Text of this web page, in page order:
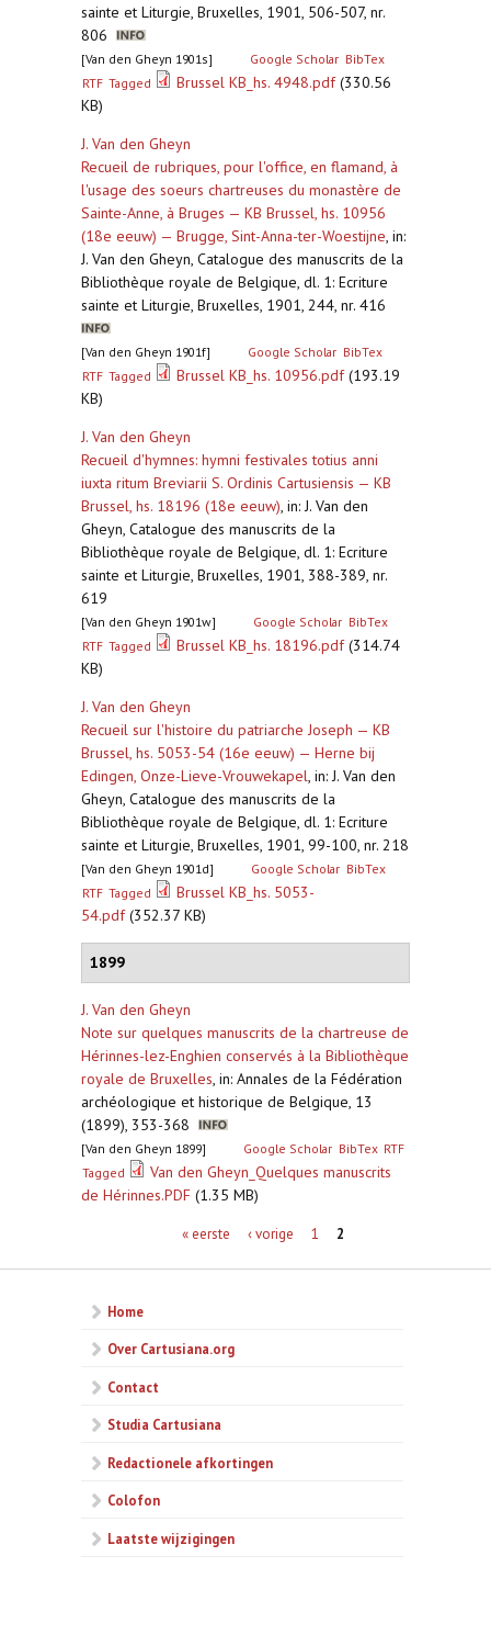
sainte et Liturgie, Bruxelles, 1901, 506-507, nr.
806
[Van den Gheyn 1901s] Google Scholar BibTex
RTF Tagged Brussel KB_hs. 4948.pdf(330.56
KB)
J. Van den Gheyn
Recueil de rubriques, pour l'office, en flamand, à
l'usage des soeurs chartreuses du monastère de
Sainte-Anne, à Bruges — KB Brussel, hs. 10956
(18e eeuw) — Brugge, Sint-Anna-ter-Woestijne, in:
J. Van den Gheyn, Catalogue des manuscrits de la
Bibliothèque royale de Belgique, dl. 1: Ecriture
sainte et Liturgie, Bruxelles, 1901, 244, nr. 416
[Van den Gheyn 1901f] Google Scholar BibTex
RTF Tagged Brussel KB_hs. 10956.pdf(193.19
KB)
J. Van den Gheyn
Recueil d'hymnes: hymni festivales totius anni
iuxta ritum Breviarii S. Ordinis Cartusiensis — KB
Brussel, hs. 18196 (18e eeuw), in: J. Van den
Gheyn, Catalogue des manuscrits de la
Bibliothèque royale de Belgique, dl. 1: Ecriture
sainte et Liturgie, Bruxelles, 1901, 388-389, nr.
619
[Van den Gheyn 1901w] Google Scholar BibTex
RTF Tagged Brussel KB_hs. 18196.pdf(314.74
KB)
J. Van den Gheyn
Recueil sur l'histoire du patriarche Joseph — KB
Brussel, hs. 5053-54 (16e eeuw) — Herne bij
Edingen, Onze-Lieve-Vrouwekapel, in: J. Van den
Gheyn, Catalogue des manuscrits de la
Bibliothèque royale de Belgique, dl. 1: Ecriture
sainte et Liturgie, Bruxelles, 1901, 99-100, nr. 218
[Van den Gheyn 1901d] Google Scholar BibTex
RTF Tagged
Brussel KB_hs. 5053-
54.pdf(352.37 KB)
1899
J. Van den Gheyn
Note sur quelques manuscrits de la chartreuse de
Hérinnes-lez-Enghien conservés à la Bibliothèque
royale de Bruxelles, in: Annales de la Fédération
archéologique et historique de Belgique, 13
(1899), 353-368
[Van den Gheyn 1899] Google Scholar BibTex RTF
Tagged
Van den Gheyn_Quelques manuscrits
de Hérinnes.PDF (1.35 MB)
« eerste ‹ vorige 1 2
Home
Over Cartusiana.org
Contact
Studia Cartusiana
Redactionele afkortingen
Colofon
Laatste wijzigingen